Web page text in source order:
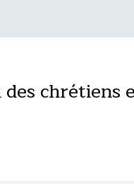
chrétiens